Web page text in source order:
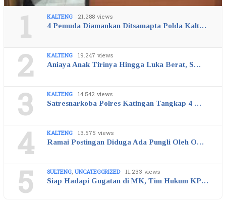
1 KALTENG 21.288 views
4 Pemuda Diamankan Ditsamapta Polda Kalt…
2 KALTENG 19.247 views
Aniaya Anak Tirinya Hingga Luka Berat, S…
3 KALTENG 14.542 views
Satresnarkoba Polres Katingan Tangkap 4 …
4 KALTENG 13.575 views
Ramai Postingan Diduga Ada Pungli Oleh O…
5 SULTENG, UNCATEGORIZED 11.233 views
Siap Hadapi Gugatan di MK, Tim Hukum KP…